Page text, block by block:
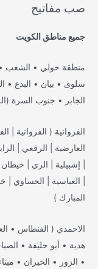
صب مفاتيح
جميع مناطق الكويت
منطقة حولي • الشعب •
سلوى • بيان • البدع •
الجابر • جنوب السرة
الفروانية ( الفروانية |
العارضية | الرقعي |
| إشبيلية | الري |
| العباسية | الحساوي |
المبارك )
الاحمدي ( الفنطاس •
هدية • أبو حليفة •
• الزور • الخيران •